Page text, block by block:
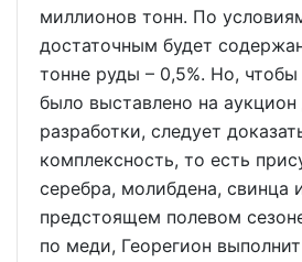
миллионов тонн. По
достаточным будет
тонне руды – 0,5%. Но,
было выставлено на аукцион
разработки, следует
комплексность, то есть
серебра, молибдена, свинца
предстоящем полевом
по меди, Георегион